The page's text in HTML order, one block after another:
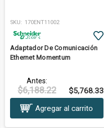
SKU: 170ENT11002
Adaptador De Comunicación
Ethernet Momentum
Antes:
$6,188.22
$5,768.33
Agregar al carrito